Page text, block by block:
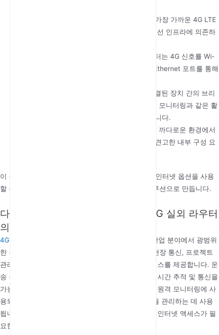
: 라우터는 SIM 카드를 사용하여 가장 가까운 4G LTE
타워와 연결을 설정합니다. 이를 통해 기존 유선 인프라에 의존하
: 셀룰러 네트워크에 연결되면 라우터는 4G 신호를 Wi-
Fi 네트워크로 변환하거나 유선 장치를 위해 Ethernet 포트를 통해
: 라우터는 셀룰러 네트워크와 연결된 장치 간의 브리
지 역할을 하여 브라우징, 스트리밍 또는 원격 모니터링과 같은 활
동을 위한 원활한 데이터 전송을 가능하게 합니다.
: 실외 사용을 위해 설계된 이 라우터는 까다로운 환경에서
도 일관된 성능을 보장하도록 방수 케이싱과 견고한 내부 구성 요
이 원리는 SIM 슬롯이 있는 4G 실외 라우터를 기존 인터넷 옵션을 사용
할 수 없거나 신뢰할 수 없는 지역에서 안정적인 솔루션으로 만듭니다.
다양한 산업에서 SIM 슬롯이 있는 4G 실외 라우터
의 응용 분야
4G 실외 라우터
SIM 슬롯이 있는 라우터는 다양한 산업 분야에서 광범위
한 응용 분야를 가지고 있습니다. 건설 산업에서는 현장 통신, 프로젝트
관리 및 장비 모니터링을 위한 안정적인 인터넷 액세스를 제공합니다. 운
송 분야에서는 이러한 라우터가 차량 관리를 위한 실시간 추적 및 통신을
가능하게 합니다. 또한 농업에서는 농작물과 가축의 원격 모니터링에 사
용되며, 에너지 분야에서는 원격 석유 및 가스 시설을 관리하는 데 사용
됩니다. 또한 내비게이션과 통신을 위해 원격지에서 인터넷 액세스가 필
요한 야외 활동가들 사이에서 인기가 있습니다.